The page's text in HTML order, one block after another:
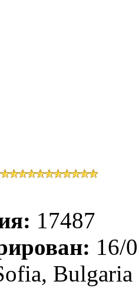
17487
16/
Bulgaria